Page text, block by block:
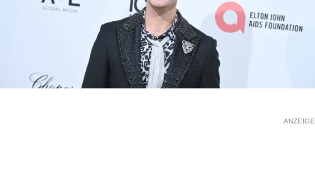
ANZEIGE